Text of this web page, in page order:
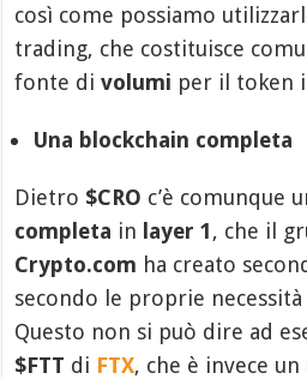
così come possiamo
trading, che costituisce
fonte divolumi per il token
Una blockchain completa
Dietro $CRO c’è comunque
completa in layer 1, che il
Crypto.com ha creato
secondo le proprie
Questo non si può dire ad
$FTT di FTX, che è invece un